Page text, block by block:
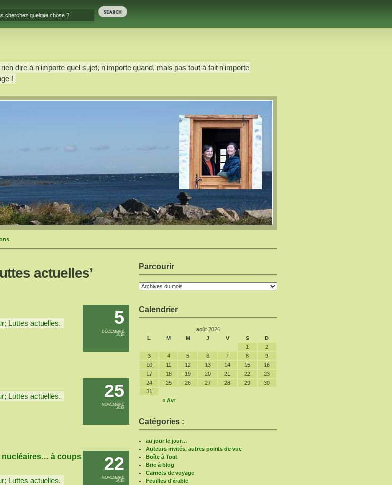
dire à n'importe quel sujet, n'importe quand, mais pas tout à fait n'importe
!
actuelles’
5
DÉCEMBRE
2018
; Luttes actuelles.
25
NOVEMBRE
2018
; Luttes actuelles.
22
NOVEMBRE
2018
nucléaires… à coups
; Luttes actuelles.
Parcourir
Calendrier
août 2026
L
M M J V S D
« Avr
1
2
3
4 5 6 7 8
9
10
11 12 13 14 15
16
17
18 19 20 21 22
23
24
25 26 27 28 29
30
31
Catégories :
au jour le jour…
Auteurs invités, autres points de vue
Boîte à Tout
Bric à blog
Carnets de voyage
Feuilles d'érable